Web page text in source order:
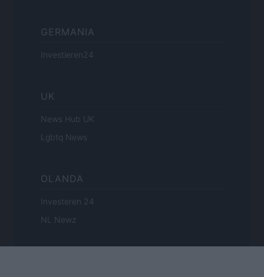
GERMANIA
Investieren24
UK
News Hub UK
Lgbtq News
OLANDA
Investeren 24
NL Newz